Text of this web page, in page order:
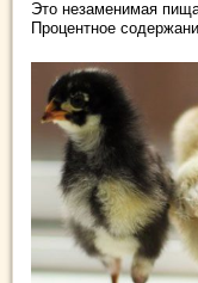
Это незаменимая
Процентное